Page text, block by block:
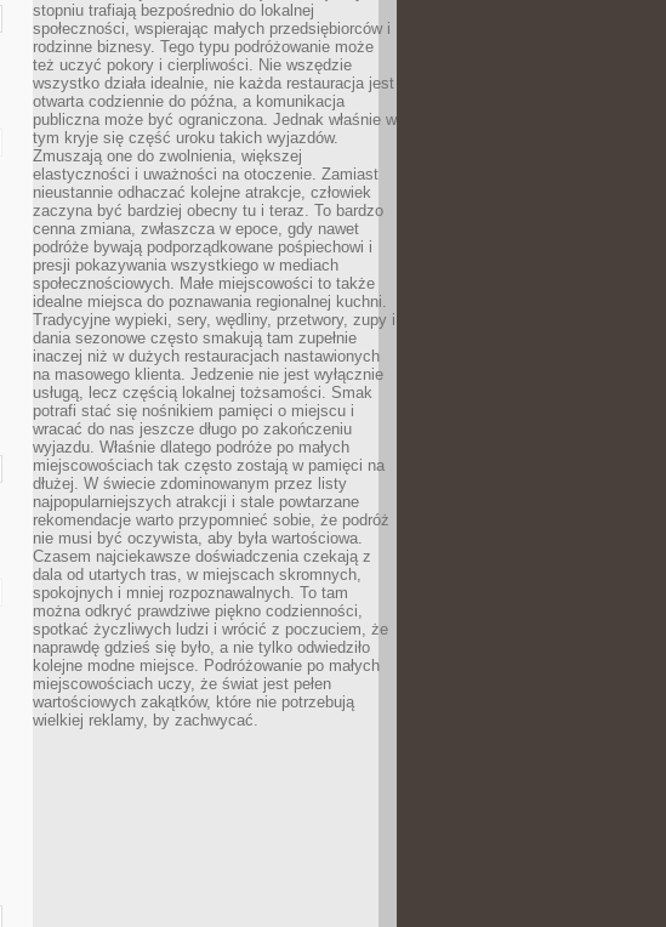
stopniu trafiają bezpośrednio do lokalnej
społeczności, wspierając małych przedsiębiorców i
rodzinne biznesy. Tego typu podróżowanie może
też uczyć pokory i cierpliwości. Nie wszędzie
wszystko działa idealnie, nie każda restauracja jest
otwarta codziennie do późna, a komunikacja
publiczna może być ograniczona. Jednak właśnie w
tym kryje się część uroku takich wyjazdów.
Zmuszają one do zwolnienia, większej
elastyczności i uważności na otoczenie. Zamiast
nieustannie odhaczać kolejne atrakcje, człowiek
zaczyna być bardziej obecny tu i teraz. To bardzo
cenna zmiana, zwłaszcza w epoce, gdy nawet
podróże bywają podporządkowane pośpiechowi i
presji pokazywania wszystkiego w mediach
społecznościowych. Małe miejscowości to także
idealne miejsca do poznawania regionalnej kuchni.
Tradycyjne wypieki, sery, wędliny, przetwory, zupy i
dania sezonowe często smakują tam zupełnie
inaczej niż w dużych restauracjach nastawionych
na masowego klienta. Jedzenie nie jest wyłącznie
usługą, lecz częścią lokalnej tożsamości. Smak
potrafi stać się nośnikiem pamięci o miejscu i
wracać do nas jeszcze długo po zakończeniu
wyjazdu. Właśnie dlatego podróże po małych
miejscowościach tak często zostają w pamięci na
dłużej. W świecie zdominowanym przez listy
najpopularniejszych atrakcji i stale powtarzane
rekomendacje warto przypomnieć sobie, że podróż
nie musi być oczywista, aby była wartościowa.
Czasem najciekawsze doświadczenia czekają z
dala od utartych tras, w miejscach skromnych,
spokojnych i mniej rozpoznawalnych. To tam
można odkryć prawdziwe piękno codzienności,
spotkać życzliwych ludzi i wrócić z poczuciem, że
naprawdę gdzieś się było, a nie tylko odwiedziło
kolejne modne miejsce. Podróżowanie po małych
miejscowościach uczy, że świat jest pełen
wartościowych zakątków, które nie potrzebują
wielkiej reklamy, by zachwycać.